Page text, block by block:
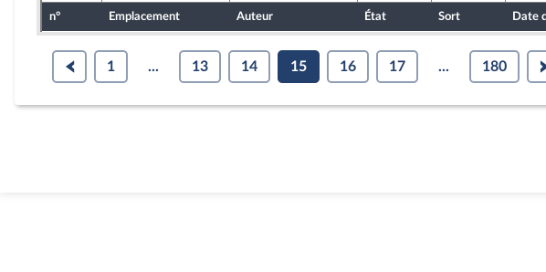
n° Emplacement Auteur État Sort Date
1 ... 13 14 15 16 17 ... 180